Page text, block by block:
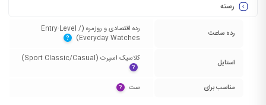
رسته
رده ساعت
رده اقتصادی و روزمره (Entry-Level /
Everyday Watches)‏
?
استایل کلاسیک اسپرت (Sport Classic/Casual)‏
?
مناسب برای ست‏ ?